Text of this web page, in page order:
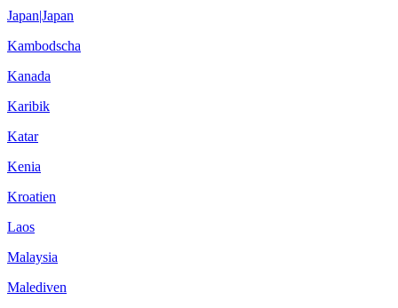
Japan|Japan
Kambodscha
Kanada
Karibik
Katar
Kenia
Kroatien
Laos
Malaysia
Malediven